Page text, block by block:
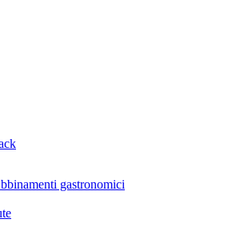
gastronomici